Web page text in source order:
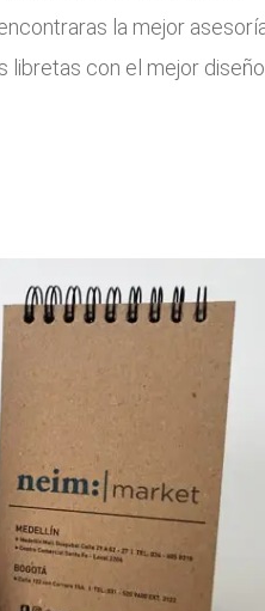
la mejor
libretas con el mejor